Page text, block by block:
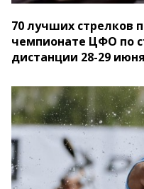
70 лучших стрелков
чемпионате ЦФО по
дистанции 28-29 июня